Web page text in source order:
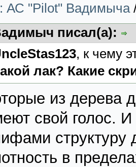
АС "Pilot" Вадимыча
писал(а):
, к чему
лак? Какие
из дерева
свой голос.
структуру
в